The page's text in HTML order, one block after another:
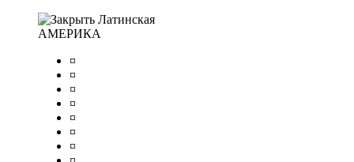
Латинская
АМЕРИКА
¤
¤
¤
¤
¤
¤
¤